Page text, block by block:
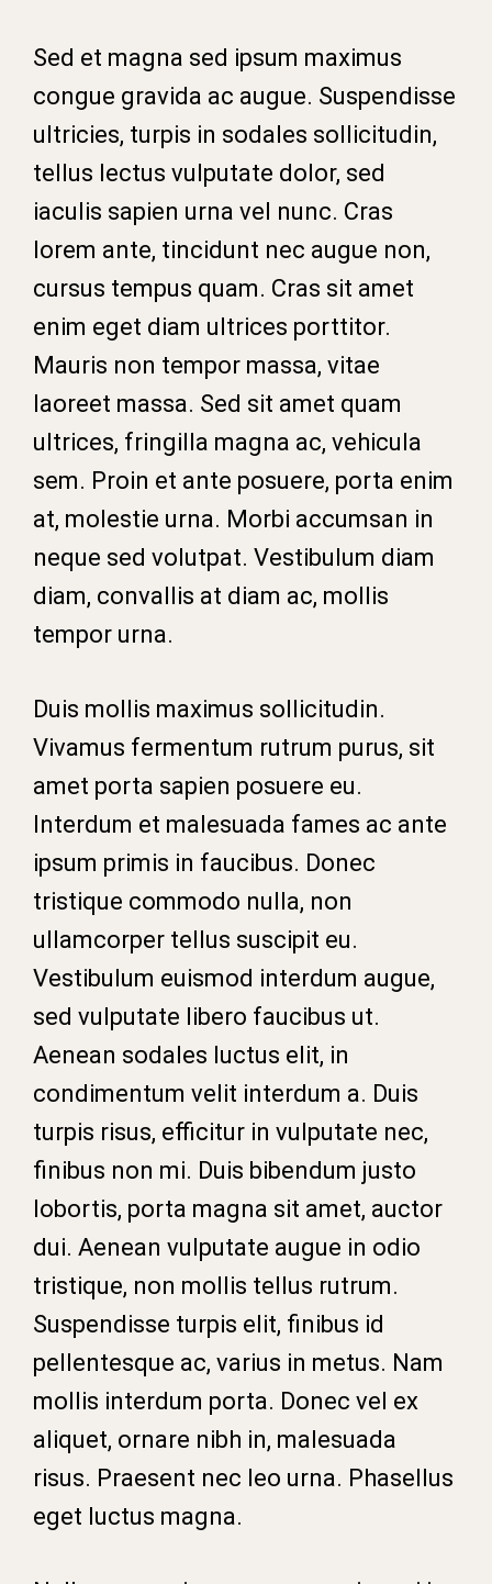
Sed et magna sed ipsum maximus
congue gravida ac augue. Suspendisse
ultricies, turpis in sodales sollicitudin,
tellus lectus vulputate dolor, sed
iaculis sapien urna vel nunc. Cras
lorem ante, tincidunt nec augue non,
cursus tempus quam. Cras sit amet
enim eget diam ultrices porttitor.
Mauris non tempor massa, vitae
laoreet massa. Sed sit amet quam
ultrices, fringilla magna ac, vehicula
sem. Proin et ante posuere, porta enim
at, molestie urna. Morbi accumsan in
neque sed volutpat. Vestibulum diam
diam, convallis at diam ac, mollis
tempor urna.
Duis mollis maximus sollicitudin.
Vivamus fermentum rutrum purus, sit
amet porta sapien posuere eu.
Interdum et malesuada fames ac ante
ipsum primis in faucibus. Donec
tristique commodo nulla, non
ullamcorper tellus suscipit eu.
Vestibulum euismod interdum augue,
sed vulputate libero faucibus ut.
Aenean sodales luctus elit, in
condimentum velit interdum a. Duis
turpis risus, efficitur in vulputate nec,
finibus non mi. Duis bibendum justo
lobortis, porta magna sit amet, auctor
dui. Aenean vulputate augue in odio
tristique, non mollis tellus rutrum.
Suspendisse turpis elit, finibus id
pellentesque ac, varius in metus. Nam
mollis interdum porta. Donec vel ex
aliquet, ornare nibh in, malesuada
risus. Praesent nec leo urna. Phasellus
eget luctus magna.